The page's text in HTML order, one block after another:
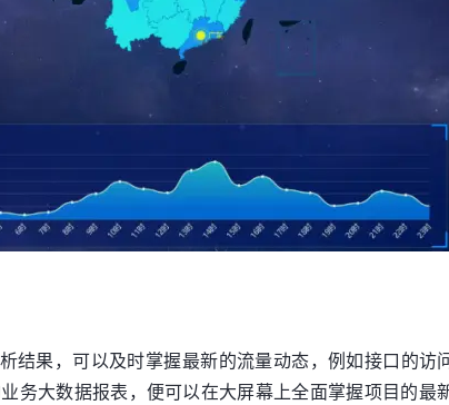
结果，可以及时掌握最新的流量动态，例如接口的访
大数据报表，便可以在大屏幕上全面掌握项目的最